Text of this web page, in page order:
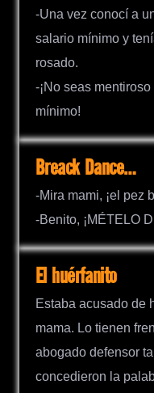
-Una vez conocí a
salario mínimo y
rosado.
-¡No seas
mínimo!
Breack Dance…
-Mira mami, ¡el pez
-Benito, ¡MÉTELO
El huérfanito
Estaba acusado de
mama. Lo tienen
abogado defensor
concedieron la